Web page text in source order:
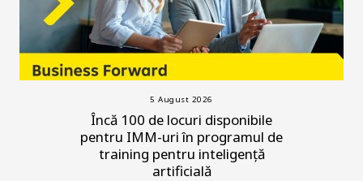
5 August 2026
Încă 100 de locuri disponibile
pentru IMM-uri în programul de
training pentru inteligență
artificială